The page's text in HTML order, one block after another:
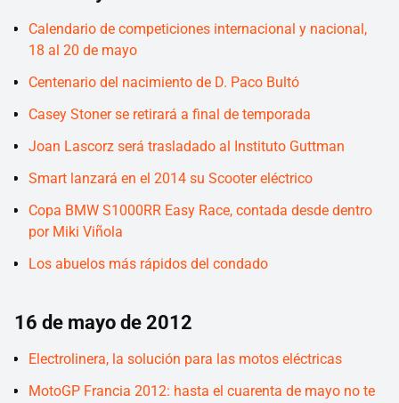
Calendario de competiciones internacional y nacional,
18 al 20 de mayo
Centenario del nacimiento de D. Paco Bultó
Casey Stoner se retirará a final de temporada
Joan Lascorz será trasladado al Instituto Guttman
Smart lanzará en el 2014 su Scooter eléctrico
Copa BMW S1000RR Easy Race, contada desde dentro
por Miki Viñola
Los abuelos más rápidos del condado
16 de mayo de 2012
Electrolinera, la solución para las motos eléctricas
MotoGP Francia 2012: hasta el cuarenta de mayo no te